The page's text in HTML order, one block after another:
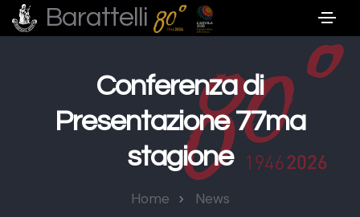
Barattelli
Conferenza di
Presentazione 77ma
stagione
Home News